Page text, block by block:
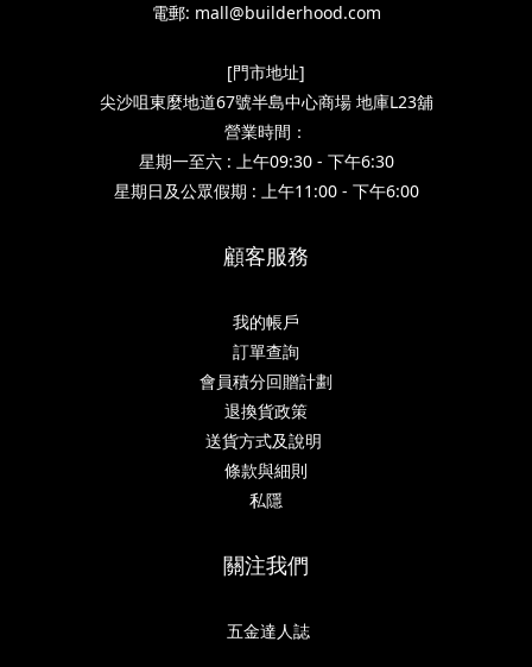
電郵: mall@builderhood.com
[門市地址]
尖沙咀東麼地道67號半島中心商場 地庫L23舖
營業時間：
星期一至六 : 上午09:30 - 下午6:30
星期日及公眾假期 : 上午11:00 - 下午6:00
顧客服務
我的帳戶
訂單查詢
會員積分回贈計劃
退換貨政策
送貨方式及說明
條款與細則
私隱
關注我們
五金達人誌